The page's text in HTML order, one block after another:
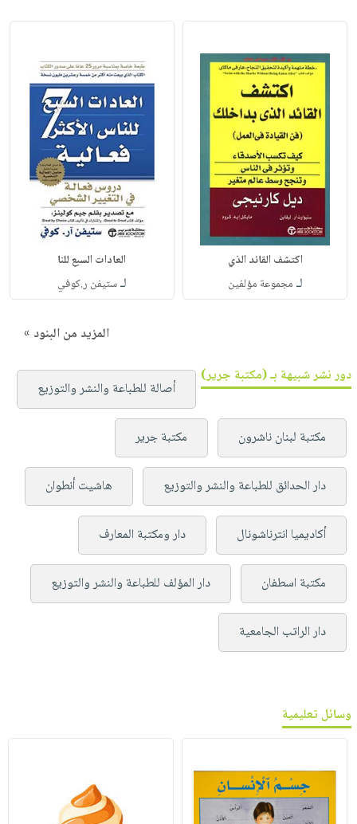
اكتشف القائد الذي
لـ مجموعة مؤلفين
العادات السبع للنا
لـستيفن ر.كوفي
المزيد من البنود »
دور نشر شبيهة بـ (مكتبة جرير)
أصالة للطباعة والنشر والتوزيع
مكتبة لبنان ناشرون مكتبة جرير
دار الحدائق للطباعة والنشر والتوزيع هاشيت أنطوان
أكاديميا انترناشونال دار ومكتبة المعارف
مكتبة اسطفان دار المؤلف للطباعة والنشر والتوزيع
دار الراتب الجامعية
وسائل تعليمية